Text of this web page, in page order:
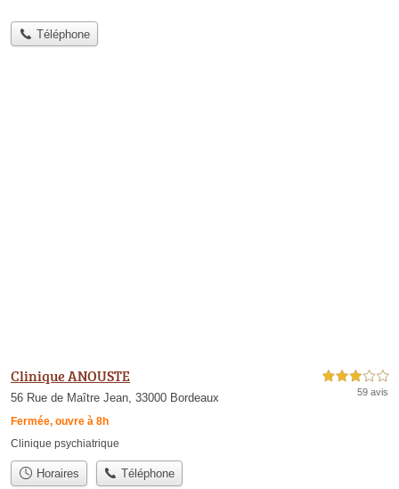
Téléphone
Clinique ANOUSTE
56 Rue de Maître Jean, 33000 Bordeaux
Fermée, ouvre à 8h
3,0 étoiles sur 5
59 avis
Clinique psychiatrique
Horaires Téléphone